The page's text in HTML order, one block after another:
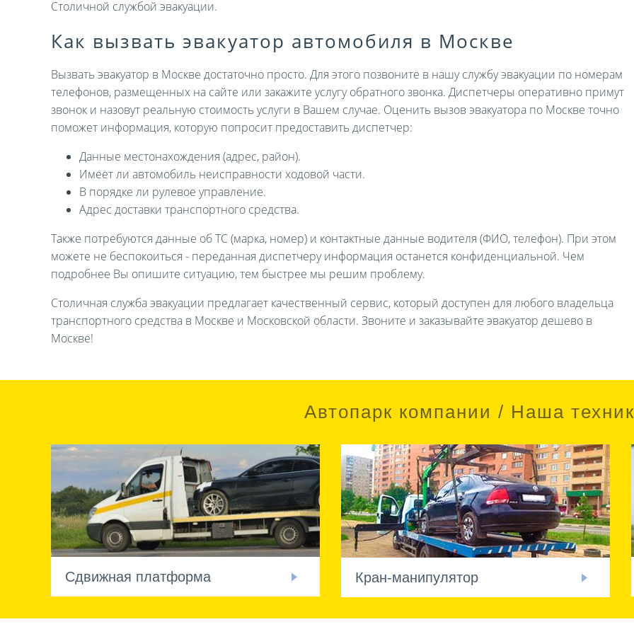
Столичной службой эвакуации.
Как вызвать эвакуатор автомобиля в Москве
Вызвать эвакуатор в Москве достаточно просто. Для этого позвоните в нашу службу эвакуации по номерам
телефонов, размещенных на сайте или закажите услугу обратного звонка. Диспетчеры оперативно примут
звонок и назовут реальную стоимость услуги в Вашем случае. Оценить вызов эвакуатора по Москве точно
поможет информация, которую попросит предоставить диспетчер:
Данные местонахождения (адрес, район).
Имеет ли автомобиль неисправности ходовой части.
В порядке ли рулевое управление.
Адрес доставки транспортного средства.
Также потребуются данные об ТС (марка, номер) и контактные данные водителя (ФИО, телефон). При этом
можете не беспокоиться - переданная диспетчеру информация останется конфиденциальной. Чем
подробнее Вы опишите ситуацию, тем быстрее мы решим проблему.
Столичная служба эвакуации предлагает качественный сервис, который доступен для любого владельца
транспортного средства в Москве и Московской области. Звоните и заказывайте эвакуатор дешево в
Москве!
Автопарк компании / Наша
Сдвижная платформа Кран-манипулятор